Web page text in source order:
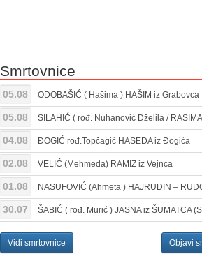
Smrtovnice
05.08 ODOBAŠIĆ ( Hašima ) HAŠIM iz Grabovca
05.08 SILAHIĆ ( rođ. Nuhanović Dželila /
04.08 ĐOGIĆ rođ.Topčagić HASEDA iz Đogića
02.08 VELIĆ (Mehmeda) RAMIZ iz Vejnca
01.08 NASUFOVIĆ (Ahmeta ) HAJRUDIN –
30.07 ŠABIĆ ( rođ. Murić ) JASNA iz ŠUMATCA
Vidi smrtovnice Objavi